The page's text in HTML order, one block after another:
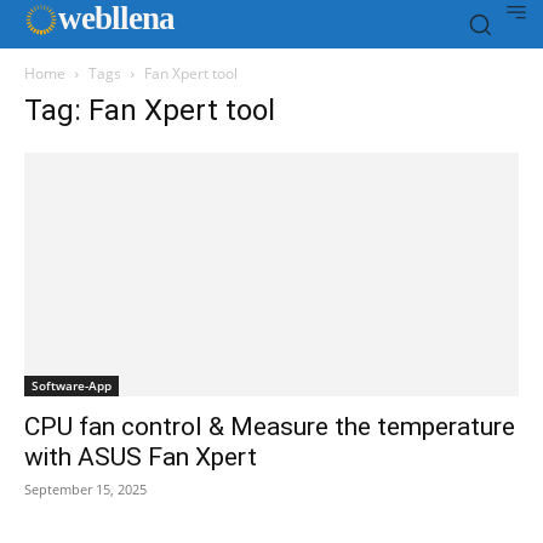
webllena
Home Tags Fan Xpert tool
Tag: Fan Xpert tool
Software-App
CPU fan control & Measure the temperature
with ASUS Fan Xpert
September 15, 2025